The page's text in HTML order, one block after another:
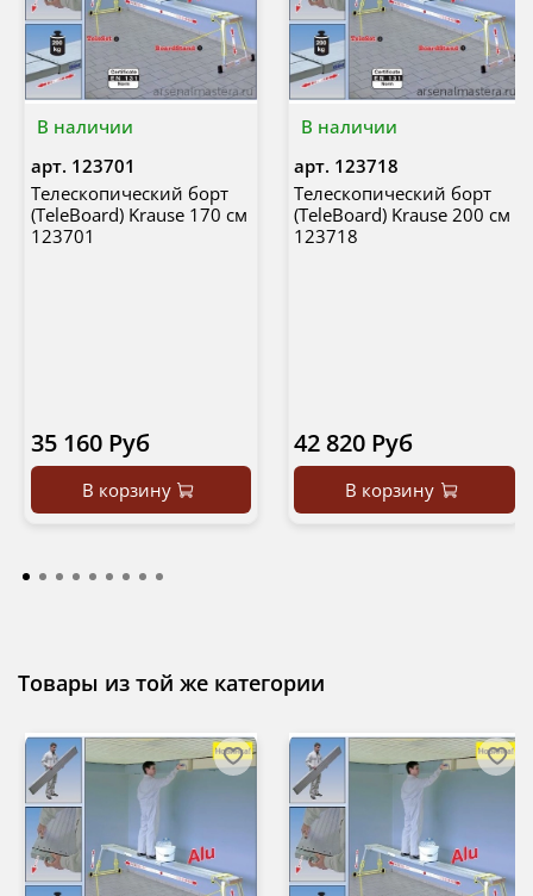
В наличии
арт. 123701
Телескопический борт
(TeleBoard) Krause 170 см
123701
35 160 Руб
В корзину
В наличии
арт. 123718
Телескопический борт
(TeleBoard) Krause 200 см
123718
42 820 Руб
В корзину
Товары из той же категории